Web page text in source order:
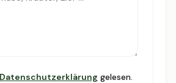
Datenschutzerklärung gelesen.